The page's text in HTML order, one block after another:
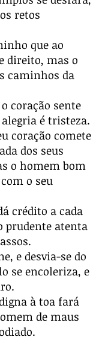
retos
que ao
direito, mas o
caminhos da
coração sente
é tristeza.
coração comete
dos seus
o homem bom
o seu
crédito a cada
prudente atenta
e desvia-se do
se encoleriza, e
à toa fará
de maus